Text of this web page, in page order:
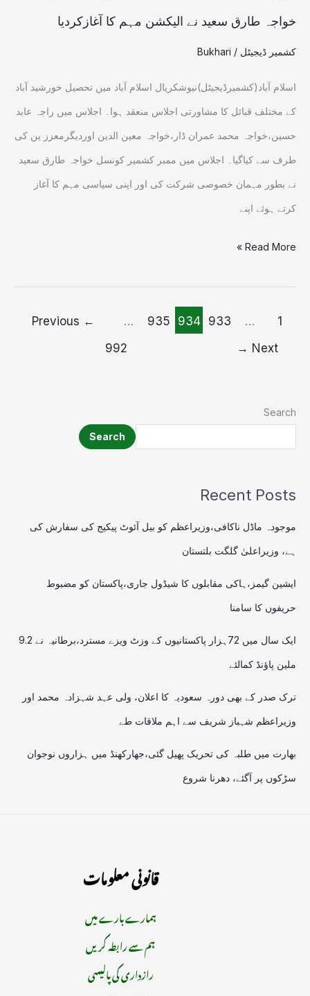
خواجہ طارق سعید نے الیکشن مہم کا آغازکردیا
کشمیر ڈیجیٹل /
Bukhari
اسلام آباد(کشمیرڈیجیٹل)نیوشکریال اسلام آباد میں تحصیل خورشید آباد
کے مختلف قبائل کا مشاورتی اجلاس منعقد ہوا۔ اجلاس میں راجہ عابد
حسین،خواجہ محمد عمران ڈار،خواجہ معین الدین اوردیگرمعزز ین کی
طرف سے کیاگیا۔ اجلاس میں ممبر کشمیر کونسل خواجہ طارق سعید
نے بطور مہمان خصوصی شرکت کی اور اپنی سیاسی مہم کا آغاز
کرتے ہوئے اپنے
سعید
نے
الیکشن
مہم
آغازکردیا
Read More »
← 1
…
933
934
935
…
992
Next
→
Search
Search
Recent Posts
موجودہ ماڈل ناکافی،وزیراعظم کو بیل آئوٹ پیکیج کی سفارش کی
ہے، وزیراعلیٰ گلگت بلتستان
ایشین گیمز،ہاکی مقابلوں کا شیڈول جاری،پاکستان کو مضبوط
حریفوں کا سامنا
ایک سال میں 72ہزار پاکستانیوں کے وزٹ ویزے مسترد،برطانیہ نے 9.2
ملین پاؤنڈ کمالئے
ترک صدر کے بھی دورہ سعودیہ کا اعلان، ولی عہد شہزادہ محمد اور
وزیراعظم شہباز شریف سے اہم ملاقات طے
بھارت میں طلبہ کی تحریک پھیل گئی،جھارکھنڈ میں ہزاروں نوجوان
سڑکوں پر آگئے، دھرنا شروع
قانونی معلومات
ہمارے بارے میں
ہم سے رابطہ کریں
رازداری کی پالیسی